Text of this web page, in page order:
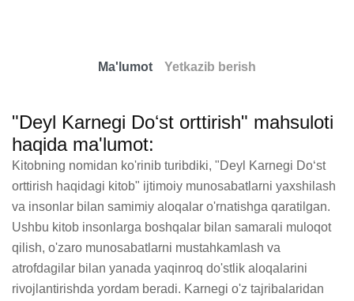
Ma'lumot Yetkazib berish
"Deyl Karnegi Doʻst orttirish" mahsuloti
haqida ma'lumot:
Kitobning nomidan ko'rinib turibdiki, "Deyl Karnegi Doʻst
orttirish haqidagi kitob" ijtimoiy munosabatlarni yaxshilash
va insonlar bilan samimiy aloqalar o'rnatishga qaratilgan.
Ushbu kitob insonlarga boshqalar bilan samarali muloqot
qilish, o'zaro munosabatlarni mustahkamlash va
atrofdagilar bilan yanada yaqinroq do'stlik aloqalarini
rivojlantirishda yordam beradi. Karnegi o'z tajribalaridan